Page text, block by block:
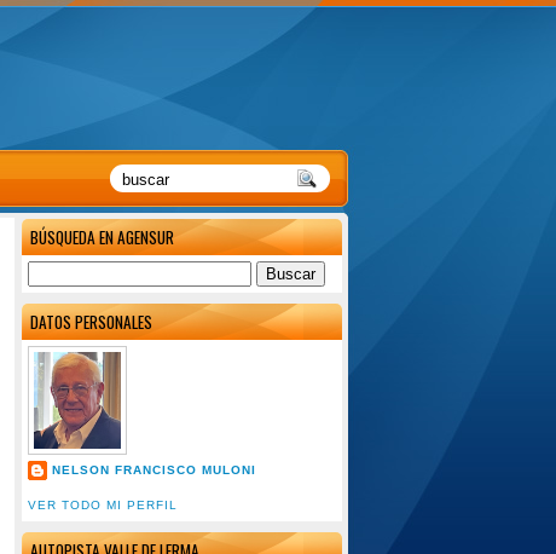
BÚSQUEDA EN AGENSUR
DATOS PERSONALES
NELSON FRANCISCO MULONI
VER TODO MI PERFIL